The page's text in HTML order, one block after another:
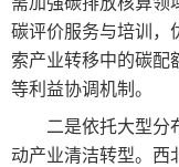
碳评价服务与培训，
索产业转移中的碳配
等利益协调机制。
二是依托大型分
动产业清洁转型。西